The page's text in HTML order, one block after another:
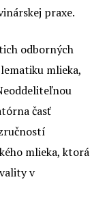
praxe.
odborných
mlieka,
časť
mlieka, ktorá
v